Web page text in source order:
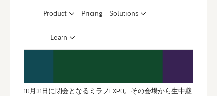
10月31日に閉会となるミラノEXPO。その会場から生中継